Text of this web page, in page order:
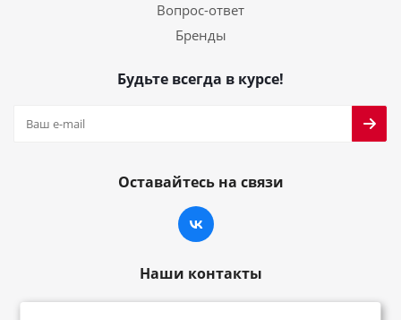
Вопрос-ответ
Бренды
Будьте всегда в курсе!
Оставайтесь на связи
Наши контакты